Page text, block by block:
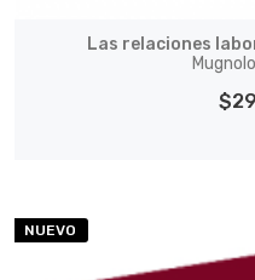
Las relaciones
NUEVO